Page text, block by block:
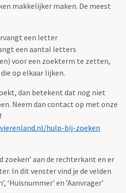
makkelijker maken. De meest
een letter
een aantal letters
voor een zoekterm te zetten,
op elkaar lijken.
dan betekent dat nog niet
Neem dan contact op met onze
hulp-bij-zoeken
zoeken’ aan de rechterkant en er
In dit venster vind je de velden
‘Huisnummer’ en ’Aanvrager’